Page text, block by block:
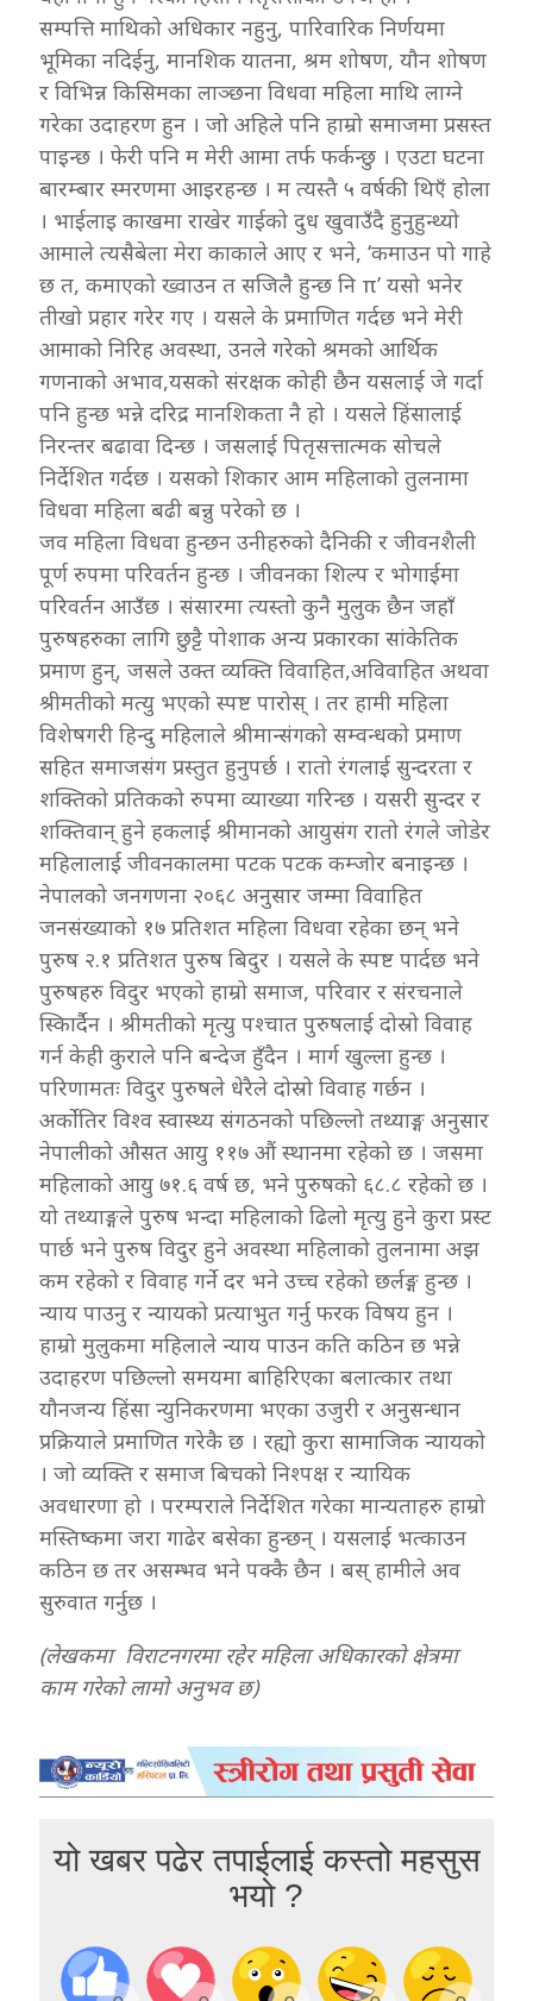
सम्पत्ति माथिको अधिकार नहुनु, पारिवारिक निर्णयमा
भूमिका नदिईनु, मानशिक यातना, श्रम शोषण, यौन शोषण
र विभिन्न किसिमका लाञ्छना विधवा महिला माथि लाग्ने
गरेका उदाहरण हुन । जो अहिले पनि हाम्रो समाजमा प्रसस्त
पाइन्छ । फेरी पनि म मेरी आमा तर्फ फर्कन्छु । एउटा घटना
बारम्बार स्मरणमा आइरहन्छ । म त्यस्तै ५ वर्षकी थिएँ होला
। भाईलाइ काखमा राखेर गाईको दुध खुवाउँदै हुनुहुन्थ्यो
आमाले त्यसैबेला मेरा काकाले आए र भने, ‘कमाउन पो गाहे
छ त, कमाएको ख्वाउन त सजिलै हुन्छ नि π’ यसो भनेर
तीखो प्रहार गरेर गए । यसले के प्रमाणित गर्दछ भने मेरी
आमाको निरिह अवस्था, उनले गरेको श्रमको आर्थिक
गणनाको अभाव,यसको संरक्षक कोही छैन यसलाई जे गर्दा
पनि हुन्छ भन्ने दरिद्र मानशिकता नै हो । यसले हिंसालाई
निरन्तर बढावा दिन्छ । जसलाई पितृसत्तात्मक सोचले
निर्देशित गर्दछ । यसको शिकार आम महिलाको तुलनामा
विधवा महिला बढी बन्नु परेको छ ।
जव महिला विधवा हुन्छन उनीहरुको दैनिकी र जीवनशैली
पूर्ण रुपमा परिवर्तन हुन्छ । जीवनका शिल्प र भोगाईमा
परिवर्तन आउँछ । संसारमा त्यस्तो कुनै मुलुक छैन जहाँ
पुरुषहरुका लागि छुट्टै पोशाक अन्य प्रकारका सांकेतिक
प्रमाण हुन्, जसले उक्त व्यक्ति विवाहित,अविवाहित अथवा
श्रीमतीको मत्यु भएको स्पष्ट पारोस् । तर हामी महिला
विशेषगरी हिन्दु महिलाले श्रीमान्संगको सम्वन्धको प्रमाण
सहित समाजसंग प्रस्तुत हुनुपर्छ । रातो रंगलाई सुन्दरता र
शक्तिको प्रतिकको रुपमा व्याख्या गरिन्छ । यसरी सुन्दर र
शक्तिवान् हुने हकलाई श्रीमानको आयुसंग रातो रंगले जोडेर
महिलालाई जीवनकालमा पटक पटक कम्जोर बनाइन्छ ।
नेपालको जनगणना २०६८ अनुसार जम्मा विवाहित
जनसंख्याको १७ प्रतिशत महिला विधवा रहेका छन् भने
पुरुष २.१ प्रतिशत पुरुष बिदुर । यसले के स्पष्ट पार्दछ भने
पुरुषहरु विदुर भएको हाम्रो समाज, परिवार र संरचनाले
स्किार्दैन । श्रीमतीको मृत्यु पश्चात पुरुषलाई दोस्रो विवाह
गर्न केही कुराले पनि बन्देज हुँदैन । मार्ग खुल्ला हुन्छ ।
परिणामतः विदुर पुरुषले धेरैले दोस्रो विवाह गर्छन ।
अर्कोतिर विश्व स्वास्थ्य संगठनको पछिल्लो तथ्याङ्ग अनुसार
नेपालीको औसत आयु ११७ औं स्थानमा रहेको छ । जसमा
महिलाको आयु ७१.६ वर्ष छ, भने पुरुषको ६८.८ रहेको छ ।
यो तथ्याङ्गले पुरुष भन्दा महिलाको ढिलो मृत्यु हुने कुरा प्रस्ट
पार्छ भने पुरुष विदुर हुने अवस्था महिलाको तुलनामा अझ
कम रहेको र विवाह गर्ने दर भने उच्च रहेको छर्लङ्ग हुन्छ ।
न्याय पाउनु र न्यायको प्रत्याभुत गर्नु फरक विषय हुन ।
हाम्रो मुलुकमा महिलाले न्याय पाउन कति कठिन छ भन्ने
उदाहरण पछिल्लो समयमा बाहिरिएका बलात्कार तथा
यौनजन्य हिंसा न्युनिकरणमा भएका उजुरी र अनुसन्धान
प्रक्रियाले प्रमाणित गरेकै छ । रह्यो कुरा सामाजिक न्यायको
। जो व्यक्ति र समाज बिचको निश्पक्ष र न्यायिक
अवधारणा हो । परम्पराले निर्देशित गरेका मान्यताहरु हाम्रो
मस्तिष्कमा जरा गाढेर बसेका हुन्छन् । यसलाई भत्काउन
कठिन छ तर असम्भव भने पक्कै छैन । बस् हामीले अव
सुरुवात गर्नुछ ।
(लेखकमा विराटनगरमा रहेर महिला अधिकारकाे क्षेत्रमा
काम गरेकाे लामाे अनुभव छ)
यो खबर पढेर तपाईलाई कस्तो महसुस
भयो ?